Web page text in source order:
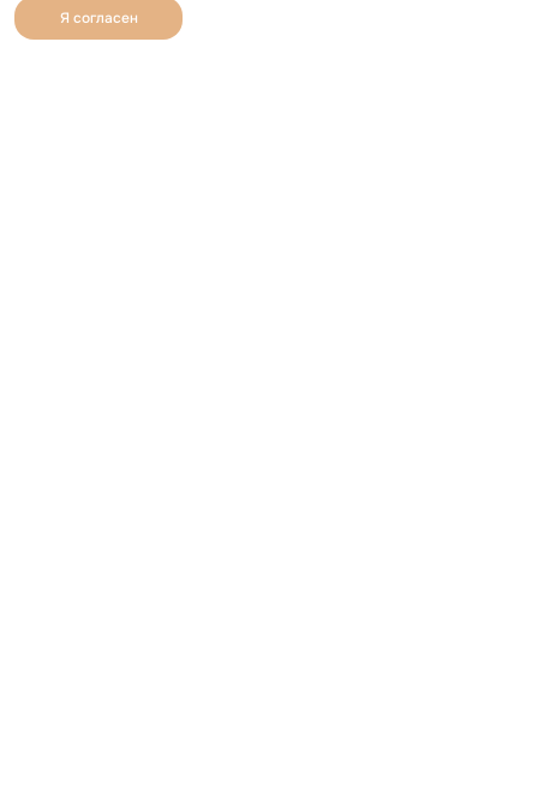
Каталог Избранное
Я согласен